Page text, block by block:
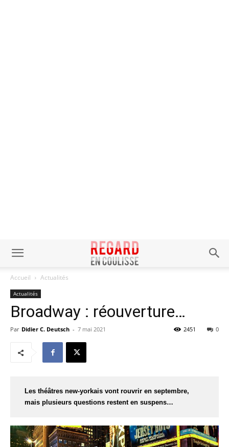
Accueil Actualités
Actualités
Broadway : réouverture…
Par Didier C. Deutsch - 7 mai 2021 0
2451
Les théâtres new-yorkais vont rouvrir en septembre,
mais plusieurs questions restent en suspens…